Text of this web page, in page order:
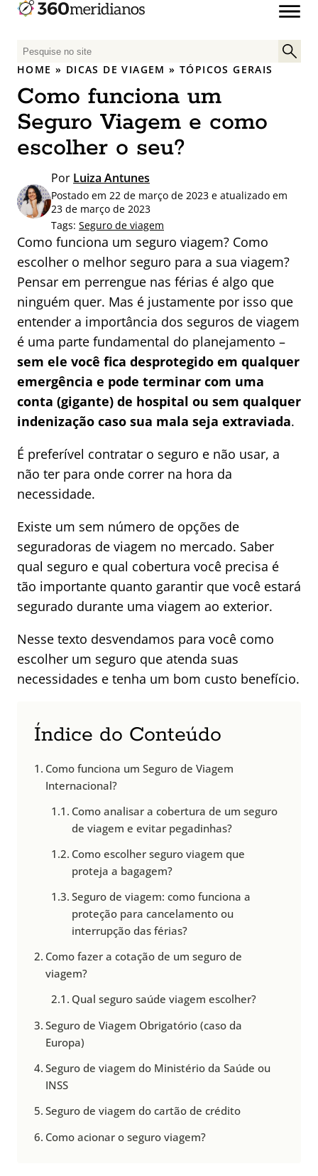
P
e
q
u
i
s
p
o
r
:
HOME » DICAS DE VIAGEM »TÓPICOS GERAIS
Como funciona um
Seguro Viagem e como
escolher o seu?
Por Luiza Antunes
Postado em 22 de março de 2023 e atualizado em
23 de março de 2023
Tags: Seguro de viagem
Como funciona um seguro viagem? Como
escolher o melhor seguro para a sua viagem?
Pensar em perrengue nas férias é algo que
ninguém quer. Mas é justamente por isso que
entender a importância dos seguros de viagem
é uma parte fundamental do planejamento –
sem ele você fica desprotegido em qualquer
emergência e pode terminar com uma
conta (gigante) de hospital ou sem qualquer
indenização caso sua mala seja extraviada.
É preferível contratar o seguro e não usar, a
não ter para onde correr na hora da
necessidade.
Existe um sem número de opções de
seguradoras de viagem no mercado. Saber
qual seguro e qual cobertura você precisa é
tão importante quanto garantir que você estará
segurado durante uma viagem ao exterior.
Nesse texto desvendamos para você como
escolher um seguro que atenda suas
necessidades e tenha um bom custo benefício.
Índice do Conteúdo
Como funciona um Seguro de Viagem
Internacional?
Como analisar a cobertura de um seguro
de viagem e evitar pegadinhas?
Como escolher seguro viagem que
proteja a bagagem?
Seguro de viagem: como funciona a
proteção para cancelamento ou
interrupção das férias?
Como fazer a cotação de um seguro de
viagem?
Qual seguro saúde viagem escolher?
Seguro de Viagem Obrigatório (caso da
Europa)
Seguro de viagem do Ministério da Saúde ou
INSS
Seguro de viagem do cartão de crédito
Como acionar o seguro viagem?